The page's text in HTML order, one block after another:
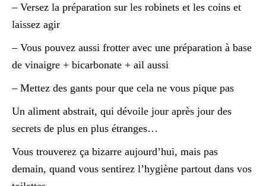
– Versez la préparation sur les robinets et les coins et
laissez agir
– Vous pouvez aussi frotter avec une préparation à base
de vinaigre + bicarbonate + ail aussi
– Mettez des gants pour que cela ne vous pique pas
Un aliment abstrait, qui dévoile jour après jour des
secrets de plus en plus étranges…
Vous trouverez ça bizarre aujourd’hui, mais pas
demain, quand vous sentirez l’hygiène partout dans vos